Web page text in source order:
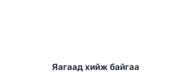
Яагаад хийж байгаа